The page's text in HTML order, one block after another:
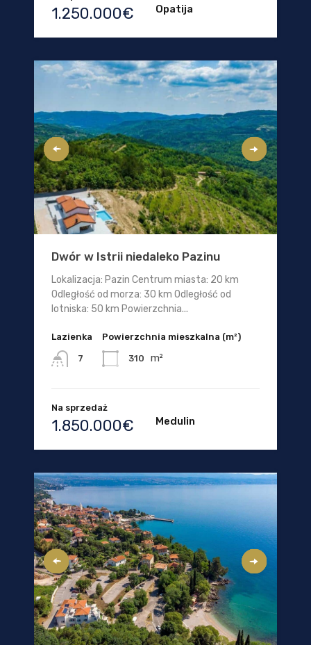
1.250.000€
Opatija
Dwór w Istrii niedaleko Pazinu
Lokalizacja: Pazin Centrum miasta: 20 km
Odległość od morza: 30 km Odległość od
lotniska: 50 km Powierzchnia...
Lazienka
7
Powierzchnia mieszkalna (m²)
310 m²
Na sprzedaż
1.850.000€ Medulin